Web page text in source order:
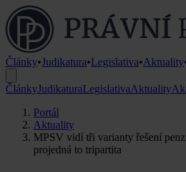
Články•Judikatura•Legislativa•Aktuality
ČlánkyJudikaturaLegislativaAktuality
Portál
Aktuality
MPSV vidí tři varianty řešení
projedná to tripartita